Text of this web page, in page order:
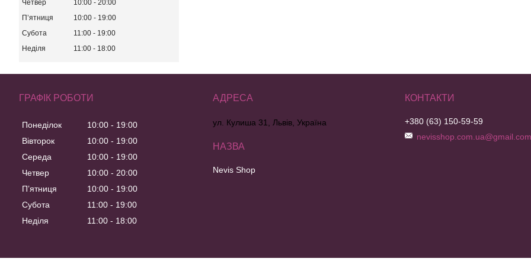
Четвер 10:00
20:00
Пʼятниця
10:00
19:00
Субота
11:00
19:00
Неділя
11:00 18:00
ГРАФІК РОБОТИ
Понеділок 10:00
19:00
Вівторок
10:00
19:00
Середа
10:00
19:00
Четвер
10:00
20:00
Пʼятниця
10:00
19:00
Субота
11:00
19:00
Неділя
11:00 18:00
ул. Кулиша 31, Львів, Україна
Nevis Shop
+380 (63) 150-59-59